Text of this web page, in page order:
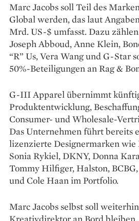
Marc Jacobs soll Teil des
Global werden, das laut
Mrd. US-$ umfasst. Dazu
Joseph Abboud, Anne Klein,
“R” Us, Vera Wang und G-Star
50%-Beteiligungen an Rag &
G-III Apparel übernimmt
Produktentwicklung,
Consumer- und Wholesale-
Das Unternehmen führt bereits
lizenzierte Designermarken
Sonia Rykiel, DKNY, Donna
Tommy Hilfiger, Halston,
und Cole Haan im Portfolio.
Marc Jacobs selbst soll
Kreativdirektor an Bord